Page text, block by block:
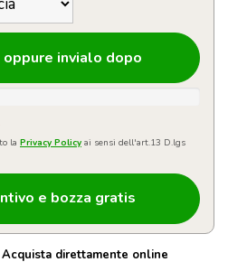
invialo dopo
la Privacy Policy ai sensi dell'art.13 D.lgs
direttamente online